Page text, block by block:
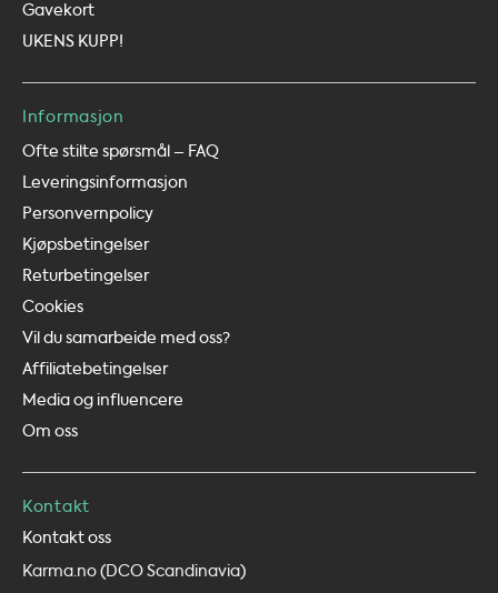
Gavekort
UKENS KUPP!
Informasjon
Ofte stilte spørsmål – FAQ
Leveringsinformasjon
Personvernpolicy
Kjøpsbetingelser
Returbetingelser
Cookies
Vil du samarbeide med oss?
Affiliatebetingelser
Media og influencere
Om oss
Kontakt
Kontakt oss
Karma.no (DCO Scandinavia)